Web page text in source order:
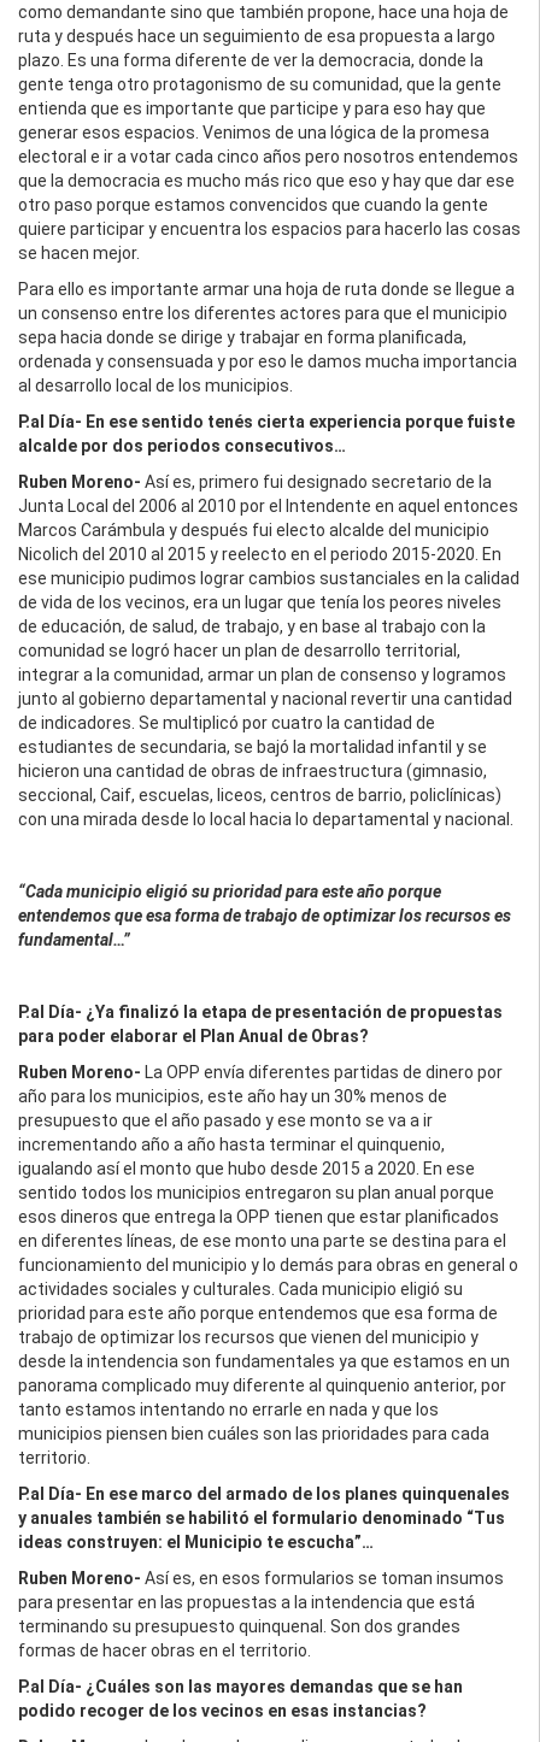
como demandante sino que también propone, hace una hoja de
ruta y después hace un seguimiento de esa propuesta a largo
plazo. Es una forma diferente de ver la democracia, donde la
gente tenga otro protagonismo de su comunidad, que la gente
entienda que es importante que participe y para eso hay que
generar esos espacios. Venimos de una lógica de la promesa
electoral e ir a votar cada cinco años pero nosotros entendemos
que la democracia es mucho más rico que eso y hay que dar ese
otro paso porque estamos convencidos que cuando la gente
quiere participar y encuentra los espacios para hacerlo las cosas
se hacen mejor.
Para ello es importante armar una hoja de ruta donde se llegue a
un consenso entre los diferentes actores para que el municipio
sepa hacia donde se dirige y trabajar en forma planificada,
ordenada y consensuada y por eso le damos mucha importancia
al desarrollo local de los municipios.
P.al Día- En ese sentido tenés cierta experiencia porque fuiste
alcalde por dos periodos consecutivos…
Ruben Moreno- Así es, primero fui designado secretario de la
Junta Local del 2006 al 2010 por el Intendente en aquel entonces
Marcos Carámbula y después fui electo alcalde del municipio
Nicolich del 2010 al 2015 y reelecto en el periodo 2015-2020. En
ese municipio pudimos lograr cambios sustanciales en la calidad
de vida de los vecinos, era un lugar que tenía los peores niveles
de educación, de salud, de trabajo, y en base al trabajo con la
comunidad se logró hacer un plan de desarrollo territorial,
integrar a la comunidad, armar un plan de consenso y logramos
junto al gobierno departamental y nacional revertir una cantidad
de indicadores. Se multiplicó por cuatro la cantidad de
estudiantes de secundaria, se bajó la mortalidad infantil y se
hicieron una cantidad de obras de infraestructura (gimnasio,
seccional, Caif, escuelas, liceos, centros de barrio, policlínicas)
con una mirada desde lo local hacia lo departamental y nacional.
“Cada municipio eligió su prioridad para este año porque
entendemos que esa forma de trabajo de optimizar los recursos es
fundamental…”
P.al Día- ¿Ya finalizó la etapa de presentación de propuestas
para poder elaborar el Plan Anual de Obras?
Ruben Moreno- La OPP envía diferentes partidas de dinero por
año para los municipios, este año hay un 30% menos de
presupuesto que el año pasado y ese monto se va a ir
incrementando año a año hasta terminar el quinquenio,
igualando así el monto que hubo desde 2015 a 2020. En ese
sentido todos los municipios entregaron su plan anual porque
esos dineros que entrega la OPP tienen que estar planificados
en diferentes líneas, de ese monto una parte se destina para el
funcionamiento del municipio y lo demás para obras en general o
actividades sociales y culturales. Cada municipio eligió su
prioridad para este año porque entendemos que esa forma de
trabajo de optimizar los recursos que vienen del municipio y
desde la intendencia son fundamentales ya que estamos en un
panorama complicado muy diferente al quinquenio anterior, por
tanto estamos intentando no errarle en nada y que los
municipios piensen bien cuáles son las prioridades para cada
territorio.
P.al Día- En ese marco del armado de los planes quinquenales
y anuales también se habilitó el formulario denominado “Tus
ideas construyen: el Municipio te escucha”…
Ruben Moreno- Así es, en esos formularios se toman insumos
para presentar en las propuestas a la intendencia que está
terminando su presupuesto quinquenal. Son dos grandes
formas de hacer obras en el territorio.
P.al Día- ¿Cuáles son las mayores demandas que se han
podido recoger de los vecinos en esas instancias?